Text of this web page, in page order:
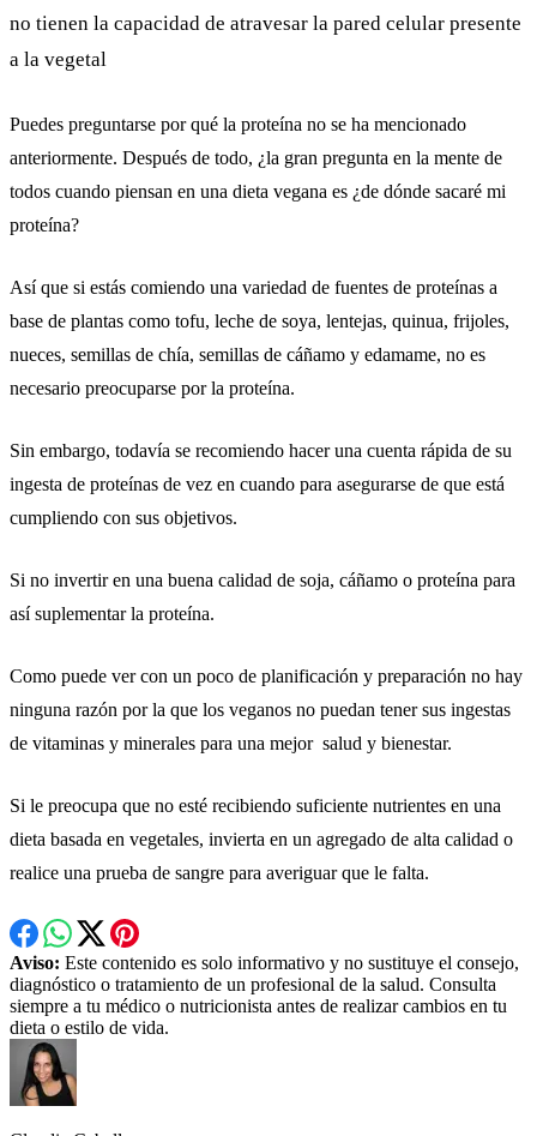
no tienen la capacidad de atravesar la pared celular presente
a la vegetal
Puedes preguntarse por qué la proteína no se ha mencionado
anteriormente. Después de todo, ¿la gran pregunta en la mente de
todos cuando piensan en una dieta vegana es ¿de dónde sacaré mi
proteína?
Así que si estás comiendo una variedad de fuentes de proteínas a
base de plantas como tofu, leche de soya, lentejas, quinua, frijoles,
nueces, semillas de chía, semillas de cáñamo y edamame, no es
necesario preocuparse por la proteína.
Sin embargo, todavía se recomiendo hacer una cuenta rápida de su
ingesta de proteínas de vez en cuando para asegurarse de que está
cumpliendo con sus objetivos.
Si no invertir en una buena calidad de soja, cáñamo o proteína para
así suplementar la proteína.
Como puede ver con un poco de planificación y preparación no hay
ninguna razón por la que los veganos no puedan tener sus ingestas
de vitaminas y minerales para una mejor salud y bienestar.
Si le preocupa que no esté recibiendo suficiente nutrientes en una
dieta basada en vegetales, invierta en un agregado de alta calidad o
realice una prueba de sangre para averiguar que le falta.
Aviso: Este contenido es solo informativo y no sustituye el consejo,
diagnóstico o tratamiento de un profesional de la salud. Consulta
siempre a tu médico o nutricionista antes de realizar cambios en tu
dieta o estilo de vida.